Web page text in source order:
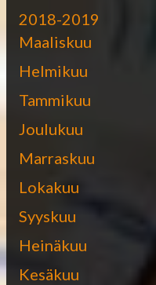
2018-2019
Maaliskuu
Helmikuu
Tammikuu
Joulukuu
Marraskuu
Lokakuu
Syyskuu
Heinäkuu
Kesäkuu